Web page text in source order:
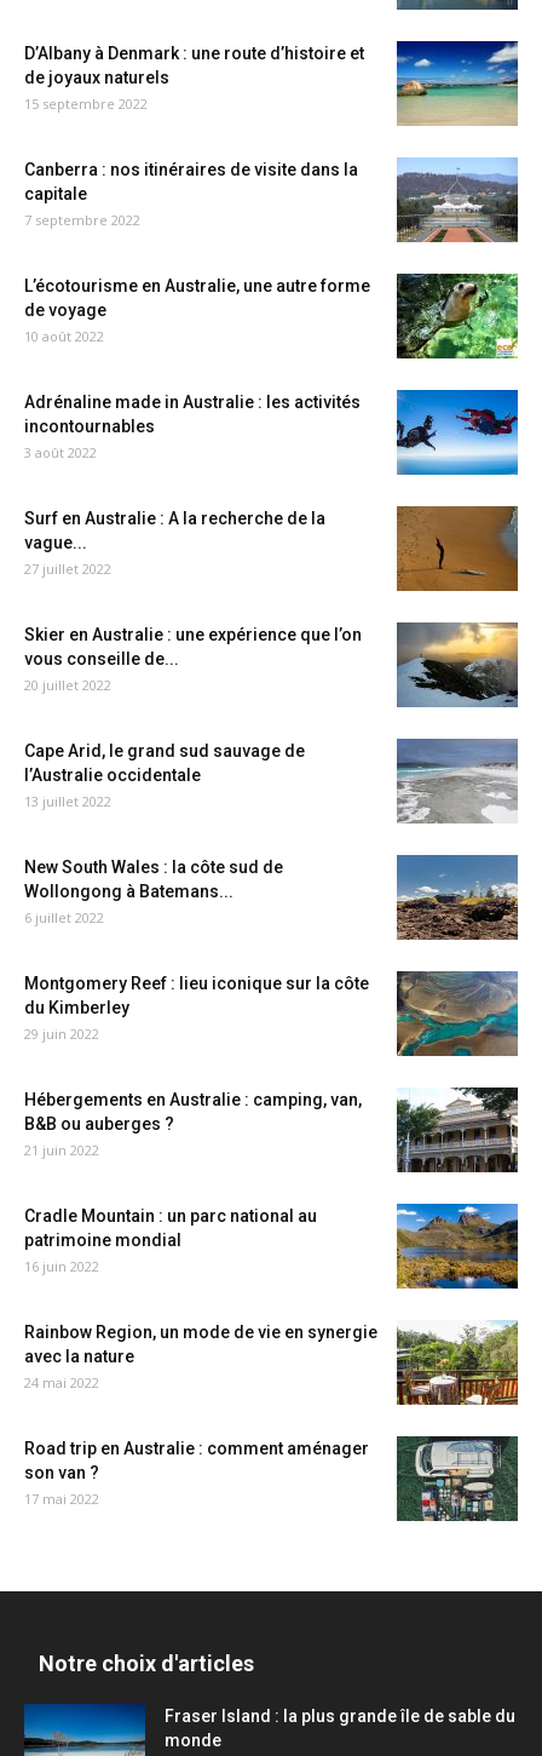
D’Albany à Denmark : une route d’histoire et
de joyaux naturels
15 septembre 2022
Canberra : nos itinéraires de visite dans la
capitale
7 septembre 2022
L’écotourisme en Australie, une autre forme
de voyage
10 août 2022
Adrénaline made in Australie : les activités
incontournables
3 août 2022
Surf en Australie : A la recherche de la
vague...
27 juillet 2022
Skier en Australie : une expérience que l’on
vous conseille de...
20 juillet 2022
Cape Arid, le grand sud sauvage de
l’Australie occidentale
13 juillet 2022
New South Wales : la côte sud de
Wollongong à Batemans...
6 juillet 2022
Montgomery Reef : lieu iconique sur la côte
du Kimberley
29 juin 2022
Hébergements en Australie : camping, van,
B&B ou auberges ?
21 juin 2022
Cradle Mountain : un parc national au
patrimoine mondial
16 juin 2022
Rainbow Region, un mode de vie en synergie
avec la nature
24 mai 2022
Road trip en Australie : comment aménager
son van ?
17 mai 2022
Notre choix d'articles
Fraser Island : la plus grande île de sable du
monde